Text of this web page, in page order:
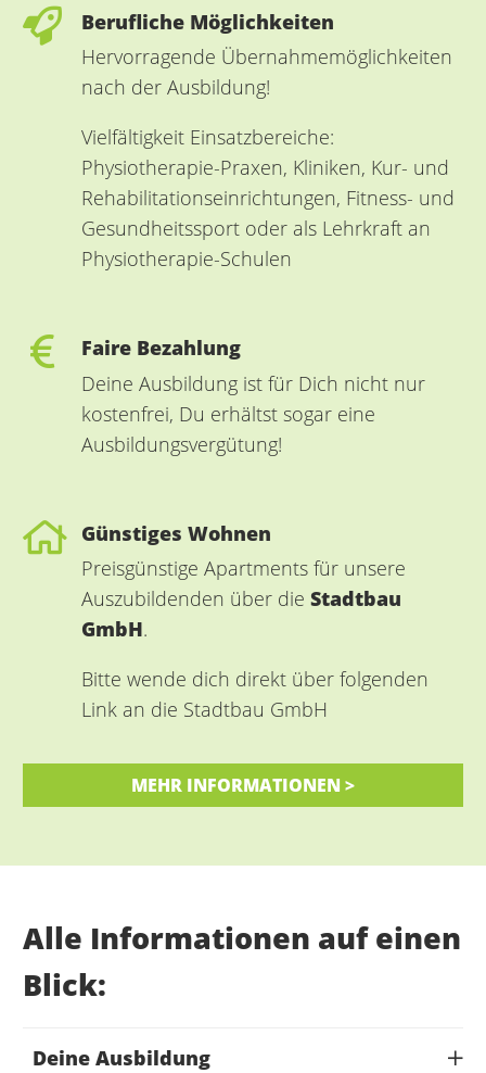
Berufliche Möglichkeiten
Hervorragende Übernahmemöglichkeiten
nach der Ausbildung!
Vielfältigkeit Einsatzbereiche:
Physiotherapie-Praxen, Kliniken, Kur- und
Rehabilitationseinrichtungen, Fitness- und
Gesundheitssport oder als Lehrkraft an
Physiotherapie-Schulen
Faire Bezahlung
Deine Ausbildung ist für Dich nicht nur
kostenfrei, Du erhältst sogar eine
Ausbildungsvergütung!
Günstiges Wohnen
Preisgünstige Apartments für unsere
Auszubildenden über die Stadtbau
GmbH.
Bitte wende dich direkt über folgenden
Link an die Stadtbau GmbH
MEHR INFORMATIONEN >
Alle Informationen auf einen
Blick:
Deine Ausbildung